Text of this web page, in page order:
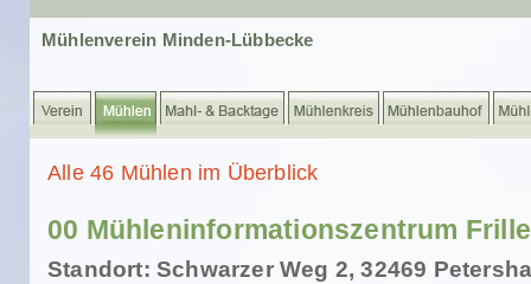
Mühlenverein Minden-Lübbecke
Alle 46 Mühlen im Überblick
00 Mühleninformationszentrum
Standort: Schwarzer Weg 2, 32469